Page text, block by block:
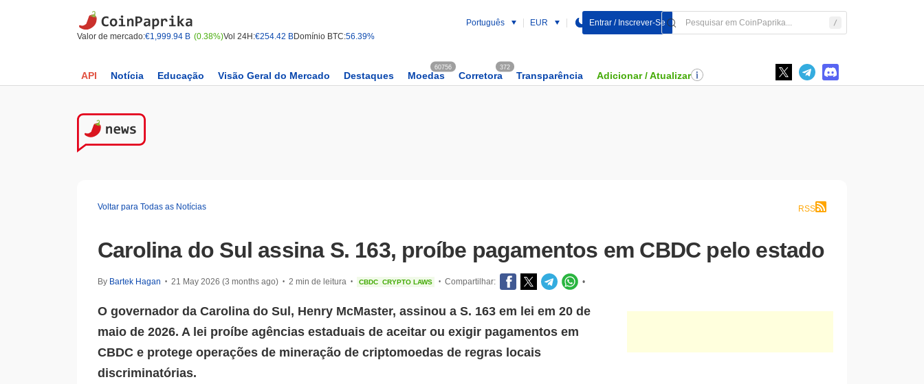
Valor de mercado:€1,999.94 B (0.38%)Vol 24H:€254.42 BDomínio BTC:56.39%
Português EUR Entrar / Inscrever-Se
API Notícia Educação Visão Geral do Mercado Destaques Moedas
60756
Corretora
372
Transparência Adicionar / Atualizar
Voltar para Todas as Notícias RSS
Carolina do Sul assina S. 163, proíbe pagamentos em CBDC pelo estado
By Bartek Hagan • 21 May 2026 (3 months ago) • 2 min de leitura • CBDC CRYPTO LAWS • Compartilhar: •
O governador da Carolina do Sul, Henry McMaster, assinou a S. 163 em lei em 20 de
maio de 2026. A lei proíbe agências estaduais de aceitar ou exigir pagamentos em
CBDC e protege operações de mineração de criptomoedas de regras locais
discriminatórias.